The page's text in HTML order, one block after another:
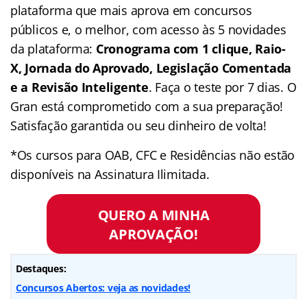
plataforma que mais aprova em concursos
públicos e, o melhor, com acesso às 5 novidades
da plataforma: Cronograma com 1 clique, Raio-
X, Jornada do Aprovado, Legislação Comentada
e a Revisão Inteligente. Faça o teste por 7 dias. O
Gran está comprometido com a sua preparação!
Satisfação garantida ou seu dinheiro de volta!
*Os cursos para OAB, CFC e Residências não estão
disponíveis na Assinatura Ilimitada.
QUERO A MINHA
APROVAÇÃO!
Destaques:
Concursos Abertos: veja as novidades!